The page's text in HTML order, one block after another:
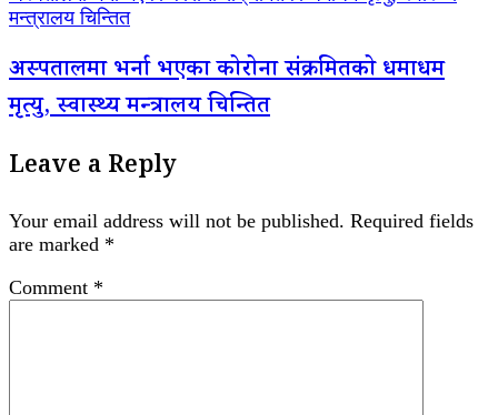
मन्त्रालय चिन्तित
अस्पतालमा भर्ना भएका कोरोना संक्रमितको धमाधम
मृत्यु, स्वास्थ्य मन्त्रालय चिन्तित
Leave a Reply
Your email address will not be published. Required fields
are marked *
Comment *